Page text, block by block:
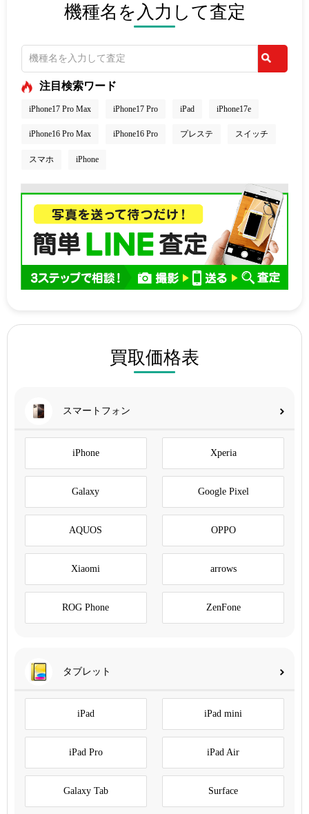
機種名を入力して査定
注目検索ワード
iPhone17 Pro Max iPhone17 Pro iPad iPhone17e
iPhone16 Pro Max iPhone16 Pro プレステ スイッチ
スマホ iPhone
買取価格表
スマートフォン
iPhone Xperia
Galaxy Google Pixel
AQUOS OPPO
Xiaomi arrows
ROG Phone ZenFone
タブレット
iPad iPad mini
iPad Pro iPad Air
Galaxy Tab Surface